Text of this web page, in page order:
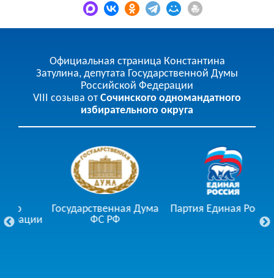
Официальная страница Константина
Затулина, депутата Государственной Думы
Российской Федерации
VIII созыва от Сочинского одномандатного
избирательного округа
Государственная Дума
ФС РФ
Партия Единая Россия